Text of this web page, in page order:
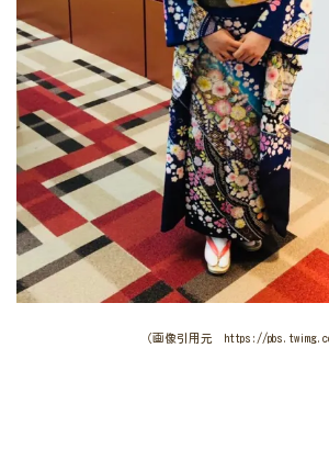
（画像引用元 https://